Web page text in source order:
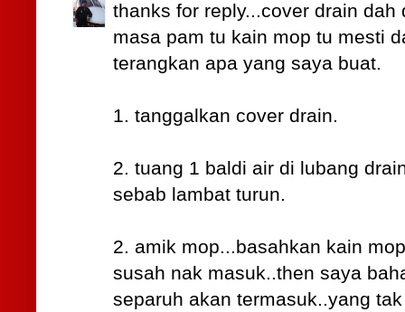
thanks for reply...cover drain
masa pam tu kain mop tu mesti
terangkan apa yang saya buat.
1. tanggalkan cover drain.
2. tuang 1 baldi air di lubang
sebab lambat turun.
2. amik mop...basahkan kain
susah nak masuk..then saya
separuh akan termasuk..yang